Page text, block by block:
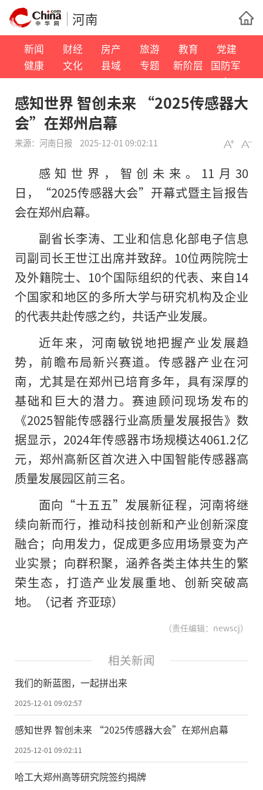
河南
新闻 财经 房产 旅游 教育
党建
健康
文化 县域 专题 新阶层
国防军
事
感知世界 智创未来 “2025传感器大
会”在郑州启幕
来源： 河南日报 2025-12-01 09:02:11
感知世界，智创未来。11月30
日，“2025传感器大会”开幕式暨主旨报告
会在郑州启幕。
副省长李涛、工业和信息化部电子信息
司副司长王世江出席并致辞。10位两院院士
及外籍院士、10个国际组织的代表、来自14
个国家和地区的多所大学与研究机构及企业
的代表共赴传感之约，共话产业发展。
近年来，河南敏锐地把握产业发展趋
势，前瞻布局新兴赛道。传感器产业在河
南，尤其是在郑州已培育多年，具有深厚的
基础和巨大的潜力。赛迪顾问现场发布的
《2025智能传感器行业高质量发展报告》数
据显示，2024年传感器市场规模达4061.2亿
元，郑州高新区首次进入中国智能传感器高
质量发展园区前三名。
面向“十五五”发展新征程，河南将继
续向新而行，推动科技创新和产业创新深度
融合；向用发力，促成更多应用场景变为产
业实景；向群积聚，涵养各类主体共生的繁
荣生态，打造产业发展重地、创新突破高
地。（记者 齐亚琼）
（责任编辑：newscj）
相关新闻
我们的新蓝图，一起拼出来
2025-12-01 09:02:57
感知世界 智创未来 “2025传感器大会”在郑州启幕
2025-12-01 09:02:11
哈工大郑州高等研究院签约揭牌